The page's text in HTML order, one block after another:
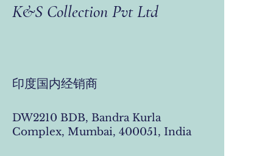
K&S Collection Pvt Ltd
印度国内经销商
DW2210 BDB, Bandra Kurla
Complex, Mumbai, 400051, India